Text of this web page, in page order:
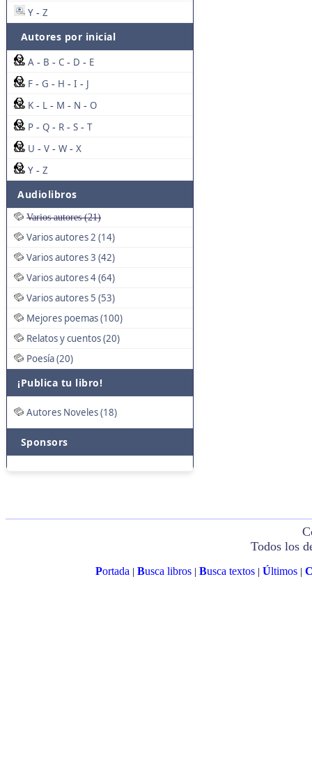
Y - Z
Autores por inicial
A - B - C - D - E
F - G - H - I - J
K - L - M - N - O
P - Q - R - S - T
U - V - W - X
Y - Z
Audiolibros
Varios autores (21)
Varios autores 2 (14)
Varios autores 3 (42)
Varios autores 4 (64)
Varios autores 5 (53)
Mejores poemas (100)
Relatos y cuentos (20)
Poesía (20)
¡Publica tu libro!
Autores Noveles (18)
Sponsors
Todos los
Portada| Busca libros| Busca textos| Últimos|